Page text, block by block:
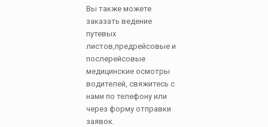
Вы также можете
заказать ведение
путевых
листов,предрейсовые и
послерейсовые
медицинские осмотры
водителей, свяжитесь с
нами по телефону или
через форму отправки
заявок.